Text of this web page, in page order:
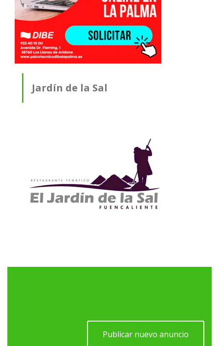
Jardín de la Sal
Publicar nuevo anuncio